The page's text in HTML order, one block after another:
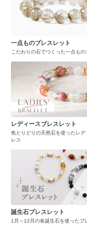
一点ものブレスレット
こだわりの石でつくった一点もの
レディースブレスレット
色とりどりの天然石を使ったレデ
レス
誕生石ブレスレット
1月～12月の各誕生石を使ったブ